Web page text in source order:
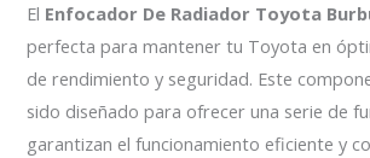
El Enfocador De Radiador Toyota
perfecta para mantener tu Toyota en
de rendimiento y seguridad. Este
sido diseñado para ofrecer una serie de
garantizan el funcionamiento eficiente y